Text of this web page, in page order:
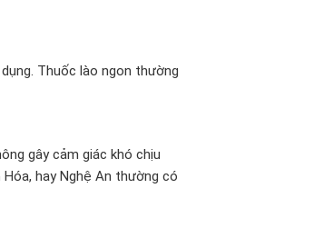
Thuốc lào ngon thường
gây cảm giác khó chịu
hay Nghệ An thường có